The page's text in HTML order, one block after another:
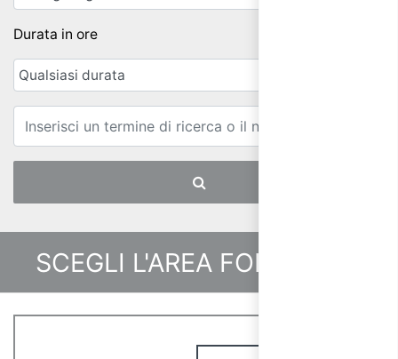
Durata in ore
SCEGLI L'AREA FORMATIVA